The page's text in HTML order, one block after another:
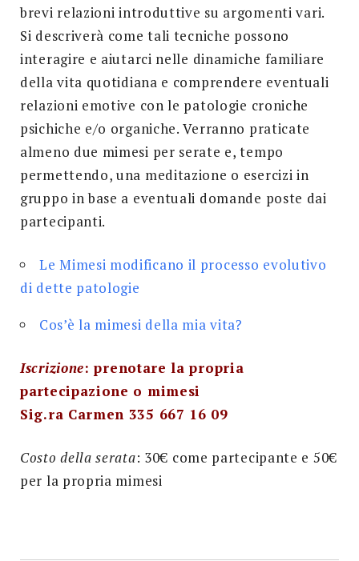
brevi relazioni introduttive su argomenti vari.
Si descriverà come tali tecniche possono
interagire e aiutarci nelle dinamiche familiare
della vita quotidiana e comprendere eventuali
relazioni emotive con le patologie croniche
psichiche e/o organiche. Verranno praticate
almeno due mimesi per serate e, tempo
permettendo, una meditazione o esercizi in
gruppo in base a eventuali domande poste dai
partecipanti.
Le Mimesi modificano il processo evolutivo
di dette patologie
Cos’è la mimesi della mia vita?
Iscrizione: prenotare la propria
partecipazione o mimesi
Sig.ra Carmen 335 667 16 09
Costo della serata: 30€ come partecipante e 50€
per la propria mimesi